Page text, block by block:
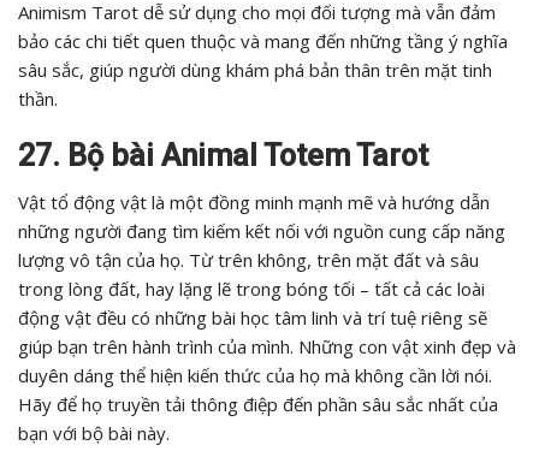
Animism Tarot dễ sử dụng cho mọi đối tượng mà vẫn đảm
bảo các chi tiết quen thuộc và mang đến những tầng ý nghĩa
sâu sắc, giúp người dùng khám phá bản thân trên mặt tinh
thần.
27. Bộ bài Animal Totem Tarot
Vật tổ động vật là một đồng minh mạnh mẽ và hướng dẫn
những người đang tìm kiếm kết nối với nguồn cung cấp năng
lượng vô tận của họ. Từ trên không, trên mặt đất và sâu
trong lòng đất, hay lặng lẽ trong bóng tối – tất cả các loài
động vật đều có những bài học tâm linh và trí tuệ riêng sẽ
giúp bạn trên hành trình của mình. Những con vật xinh đẹp và
duyên dáng thể hiện kiến thức của họ mà không cần lời nói.
Hãy để họ truyền tải thông điệp đến phần sâu sắc nhất của
bạn với bộ bài này.